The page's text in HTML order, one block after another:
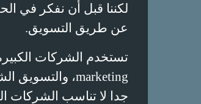
لكننا قبل أن نفكر في
عن طريق التسويق.
تستخدم الشركات
marketing، والتسويق
جدا لا تناسب الشركات